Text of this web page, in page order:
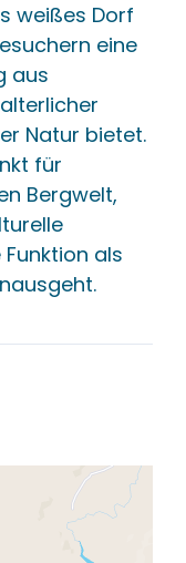
weißes Dorf
eine
aus
Natur bietet.
für
Bergwelt,
als